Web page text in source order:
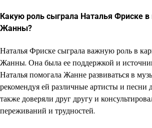
Какую роль сыграла Наталья Фриске в
Жанны?
Наталья Фриске сыграла важную роль в
Жанны. Она была ее поддержкой и
Наталья помогала Жанне развиваться в
рекомендуя ей различные артисты и песни
также доверяли друг другу и
переживаний и трудностей.